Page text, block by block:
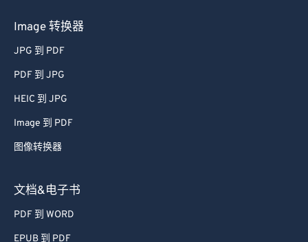
Image 转换器
JPG 到 PDF
PDF 到 JPG
HEIC 到 JPG
Image 到 PDF
图像转换器
文档&电子书
PDF 到 WORD
EPUB 到 PDF